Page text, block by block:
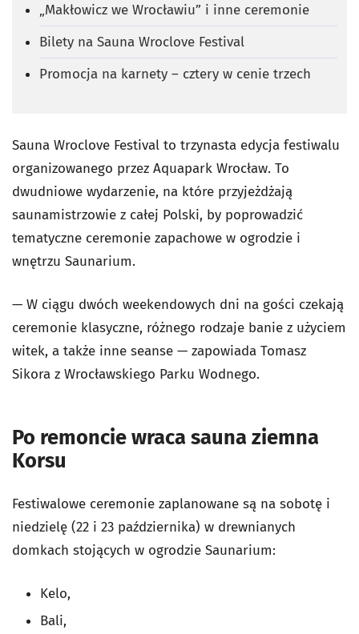
„Makłowicz we Wrocławiu” i inne ceremonie
Bilety na Sauna Wroclove Festival
Promocja na karnety – cztery w cenie trzech
Sauna Wroclove Festival to trzynasta edycja festiwalu
organizowanego przez Aquapark Wrocław. To
dwudniowe wydarzenie, na które przyjeżdżają
saunamistrzowie z całej Polski, by poprowadzić
tematyczne ceremonie zapachowe w ogrodzie i
wnętrzu Saunarium.
— W ciągu dwóch weekendowych dni na gości czekają
ceremonie klasyczne, różnego rodzaje banie z użyciem
witek, a także inne seanse — zapowiada Tomasz
Sikora z Wrocławskiego Parku Wodnego.
Po remoncie wraca sauna ziemna
Korsu
Festiwalowe ceremonie zaplanowane są na sobotę i
niedzielę (22 i 23 października) w drewnianych
domkach stojących w ogrodzie Saunarium:
Kelo,
Bali,